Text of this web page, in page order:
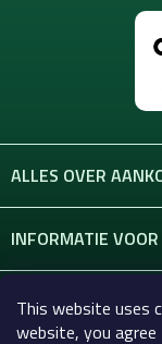
This website uses
website, you agree
ALLES OVER
INFORMATIE VOOR
CONTACT